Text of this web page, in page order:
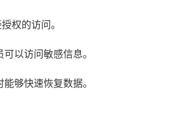
权的访问。
以访问敏感信息。
够快速恢复数据。